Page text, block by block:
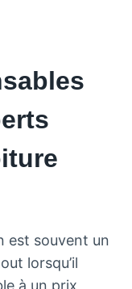
est souvent un
lorsqu’il
à un prix